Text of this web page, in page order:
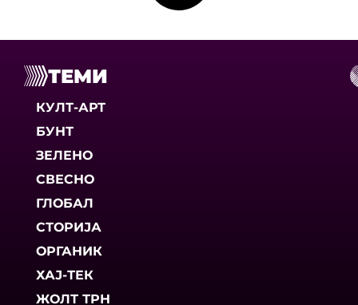
ТЕМИ
КУЛТ-АРТ
БУНТ
ЗЕЛЕНО
СВЕСНО
ГЛОБАЛ
СТОРИЈА
ОРГАНИК
ХАЈ-ТЕК
ЖОЛТ ТРН